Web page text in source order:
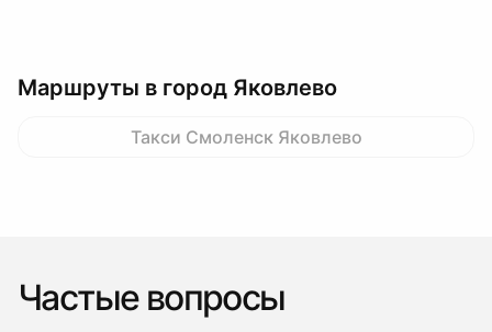
Маршруты в город Яковлево
Такси Смоленск Яковлево
Частые вопросы